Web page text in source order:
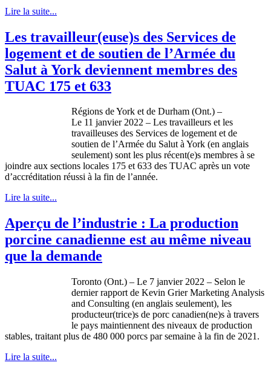
Lire la suite...
Les travailleur(euse)s des Services de
logement et de soutien de l’Armée du
Salut à York deviennent membres des
TUAC 175 et 633
Régions de York et de Durham (Ont.) –
Le 11 janvier 2022 – Les travailleurs et les
travailleuses des Services de logement et de
soutien de l’Armée du Salut à York (en anglais
seulement) sont les plus récent(e)s membres à se
joindre aux sections locales 175 et 633 des TUAC après un vote
d’accréditation réussi à la fin de l’année.
Lire la suite...
Aperçu de l’industrie : La production
porcine canadienne est au même niveau
que la demande
Toronto (Ont.) – Le 7 janvier 2022 – Selon le
dernier rapport de Kevin Grier Marketing Analysis
and Consulting (en anglais seulement), les
producteur(trice)s de porc canadien(ne)s à travers
le pays maintiennent des niveaux de production
stables, traitant plus de 480 000 porcs par semaine à la fin de 2021.
Lire la suite...